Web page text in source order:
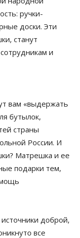
ручки-
доски. Эти
станут
и
вам «выдержать
бутылок,
страны
России. И
Матрешка и ее
подарки тем,
доброй,
все